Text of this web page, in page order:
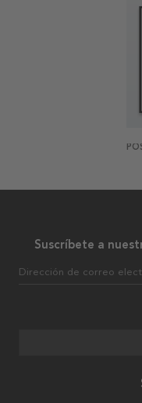
Suscríbete a
Dirección de correo